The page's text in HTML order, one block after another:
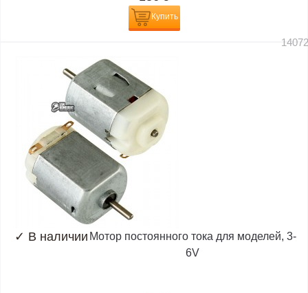
Купить
✓ В наличии Мотор постоянного тока для моделей, 3-
6V